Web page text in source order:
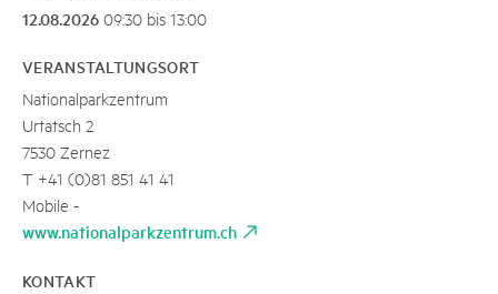
12.08.2026 09:30 bis 13:00
VERANSTALTUNGSORT
Nationalparkzentrum
Urtatsch 2
7530 Zernez
T +41 (0)81 851 41 41
Mobile -
www.nationalparkzentrum.ch
KONTAKT